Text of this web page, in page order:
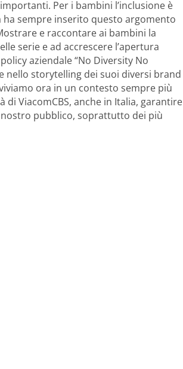
Per i bambini l’inclusione è
sempre inserito questo argomento
e raccontare ai bambini la
serie e ad accrescere l’apertura
aziendale “No Diversity No
nello storytelling dei suoi diversi brand
ora in un contesto sempre più
ViacomCBS, anche in Italia, garantire
pubblico, soprattutto dei più